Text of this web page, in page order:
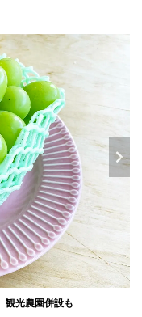
光農園併設も